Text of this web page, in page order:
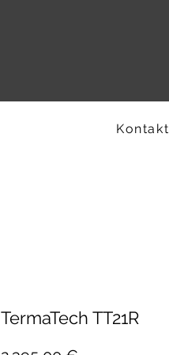
TermaTech TT21R
Kontakt